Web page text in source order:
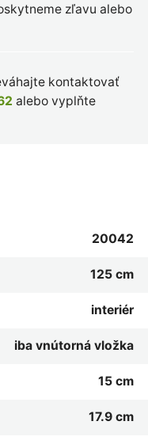
zľavu alebo
kontaktovať
alebo vyplňte
20042
125 cm
interiér
iba vnútorná vložka
15 cm
17.9 cm